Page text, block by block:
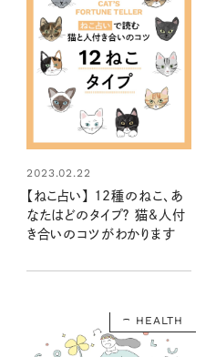
2023.02.22
【ねこ占い】 12種のねこ、あ
なたはどのタイプ？ 猫&人付
き合いのコツがわかります
HEALTH